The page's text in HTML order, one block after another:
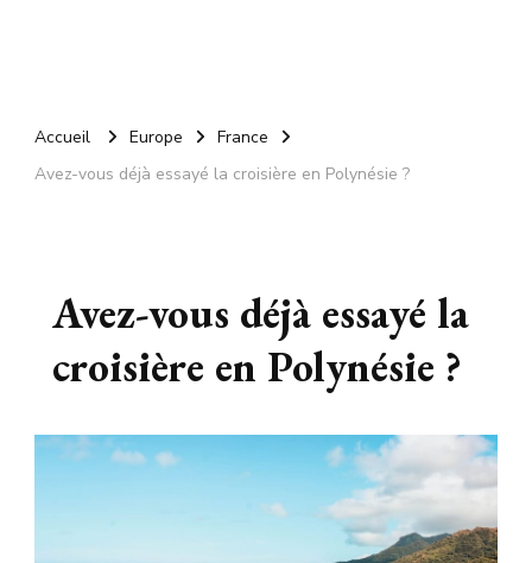
Accueil Europe
France
Avez-vous déjà essayé la croisière en Polynésie ?
Avez-vous déjà essayé la
croisière en Polynésie ?